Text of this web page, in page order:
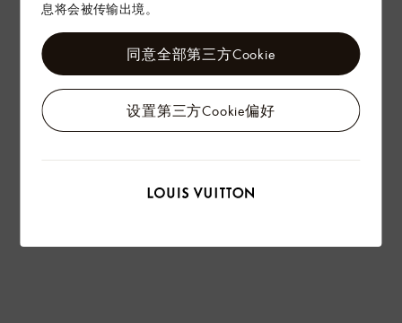
息将会被传输出境。
设置第三方Cookie偏好
同意全部第三方Cookie